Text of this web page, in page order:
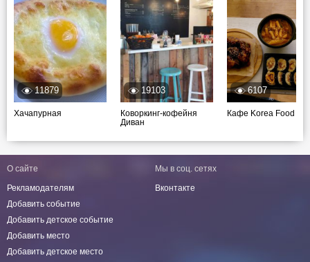
11879
Хачапурная
19103
Коворкинг-кофейня
Диван
6107
Кафе Korea Food
О сайте
Рекламодателям
Добавить событие
Добавить детское событие
Добавить место
Добавить детское место
Мы в соц. сетях
Вконтакте